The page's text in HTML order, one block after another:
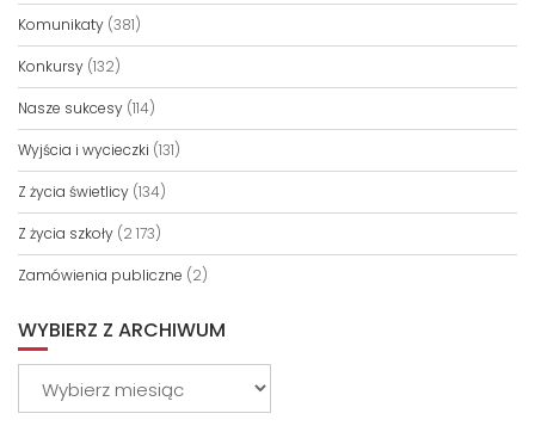
Komunikaty (381)
Konkursy (132)
Nasze sukcesy (114)
Wyjścia i wycieczki (131)
Z życia świetlicy (134)
Z życia szkoły (2 173)
Zamówienia publiczne (2)
WYBIERZ Z ARCHIWUM